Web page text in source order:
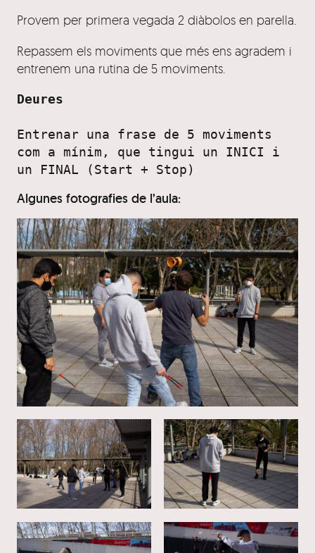
Provem per primera vegada 2 diàbolos en parella.
Repassem els moviments que més ens agradem i
entrenem una rutina de 5 moviments.
Deures
Entrenar una frase de 5 moviments
com a mínim, que tingui un INICI i
un FINAL (Start + Stop)
Algunes fotografies de l’aula: